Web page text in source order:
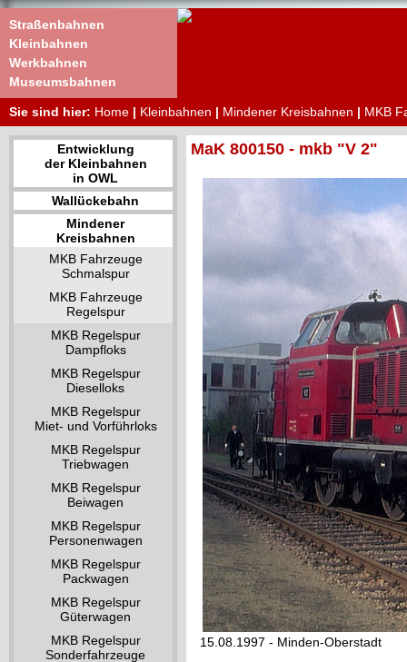
Straßenbahnen
Kleinbahnen
Werkbahnen
Museumsbahnen
Sie sind hier: Home | Kleinbahnen | Mindener Kreisbahnen | MKB
Entwicklung
der Kleinbahnen
in OWL
Wallückebahn
Mindener
Kreisbahnen
MKB Fahrzeuge
Schmalspur
MKB Fahrzeuge
Regelspur
MKB Regelspur
Dampfloks
MKB Regelspur
Dieselloks
MKB Regelspur
Miet- und Vorführloks
MKB Regelspur
Triebwagen
MKB Regelspur
Beiwagen
MKB Regelspur
Personenwagen
MKB Regelspur
Packwagen
MKB Regelspur
Güterwagen
MKB Regelspur
Sonderfahrzeuge
MaK 800150 - mkb "V 2"
15.08.1997 - Minden-Oberstadt